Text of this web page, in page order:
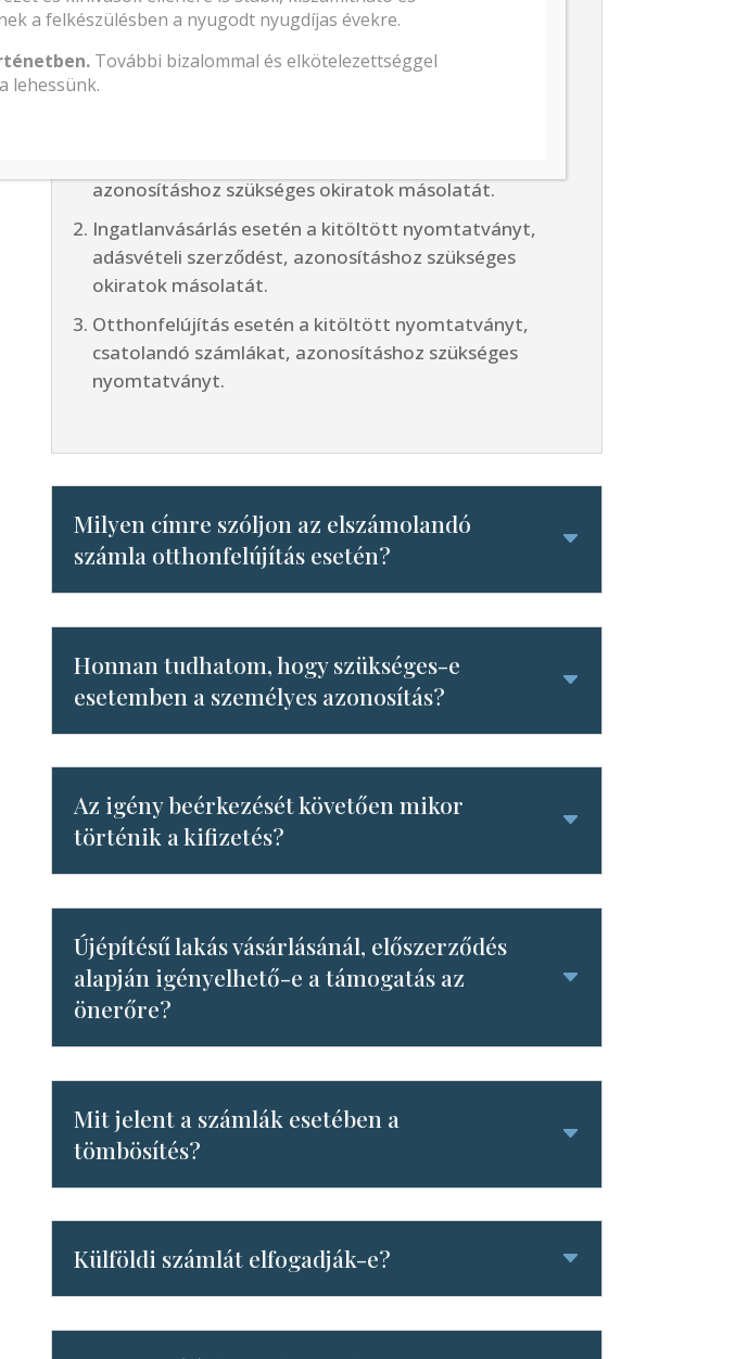
Milyen dokumentumokat kell csatolni az
ingatlancélú szolgáltatás igénybevétele
esetén?
azonosításhoz szükséges okiratok másolatát.
Ingatlanvásárlás esetén a kitöltött nyomtatványt,
adásvételi szerződést, azonosításhoz szükséges
okiratok másolatát.
Otthonfelújítás esetén a kitöltött nyomtatványt,
csatolandó számlákat, azonosításhoz szükséges
nyomtatványt.
Milyen címre szóljon az elszámolandó
számla otthonfelújítás esetén?
Honnan tudhatom, hogy szükséges-e
esetemben a személyes azonosítás?
Az igény beérkezését követően mikor
történik a kifizetés?
Újépítésű lakás vásárlásánál, előszerződés
alapján igényelhető-e a támogatás az
önerőre?
Mit jelent a számlák esetében a
tömbösítés?
Külföldi számlát elfogadják-e?
a felkészülésben a nyugodt nyugdíjas évekre.
További bizalommal és elkötelezettséggel
lehessünk.